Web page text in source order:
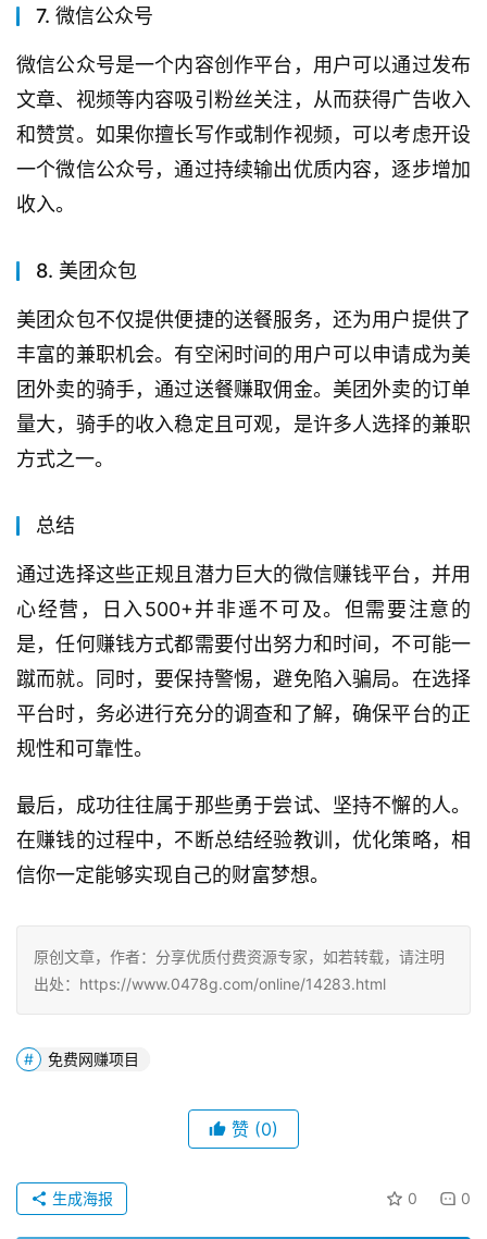
7. 微信公众号
微信公众号是一个内容创作平台，用户可以通过发布
文章、视频等内容吸引粉丝关注，从而获得广告收入
和赞赏。如果你擅长写作或制作视频，可以考虑开设
一个微信公众号，通过持续输出优质内容，逐步增加
收入。
8. 美团众包
美团众包不仅提供便捷的送餐服务，还为用户提供了
丰富的兼职机会。有空闲时间的用户可以申请成为美
团外卖的骑手，通过送餐赚取佣金。美团外卖的订单
量大，骑手的收入稳定且可观，是许多人选择的兼职
方式之一。
总结
通过选择这些正规且潜力巨大的微信赚钱平台，并用
心经营，日入500+并非遥不可及。但需要注意的
是，任何赚钱方式都需要付出努力和时间，不可能一
蹴而就。同时，要保持警惕，避免陷入骗局。在选择
平台时，务必进行充分的调查和了解，确保平台的正
规性和可靠性。
最后，成功往往属于那些勇于尝试、坚持不懈的人。
在赚钱的过程中，不断总结经验教训，优化策略，相
信你一定能够实现自己的财富梦想。
原创文章，作者：分享优质付费资源专家，如若转载，请注明
出处：https://www.0478g.com/online/14283.html
免费网赚项目
赞 (0)
0 0
生成海报